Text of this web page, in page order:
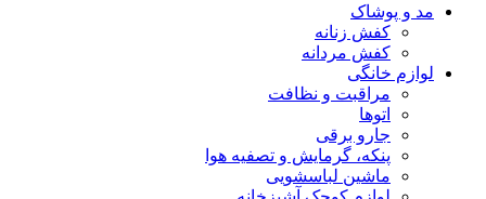
مد و پوشاک
کفش زنانه
کفش مردانه
لوازم خانگی
مراقبت و نظافت
اتوها
جارو برقی
پنکه، گرمایش و تصفیه هوا
ماشین لباسشویی